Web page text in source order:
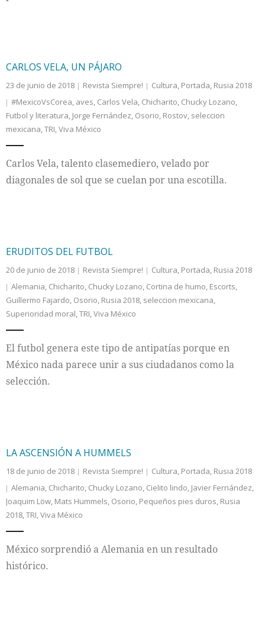
CARLOS VELA, UN PÁJARO
23 de junio de 2018 Revista Siempre! Cultura, Portada, Rusia 2018
#MexicoVsCorea, aves, Carlos Vela, Chicharito, Chucky Lozano,
Futbol y literatura, Jorge Fernández, Osorio, Rostov, seleccion
mexicana,TRI,Viva México
Carlos Vela, talento clasemediero, velado por
diagonales de sol que se cuelan por una escotilla.
ERUDITOS DEL FUTBOL
20 de junio de 2018 Revista Siempre! Cultura, Portada, Rusia 2018
Alemania, Chicharito, Chucky Lozano, Cortina de humo, Escorts,
Guillermo Fajardo, Osorio, Rusia 2018, seleccion mexicana,
Superioridad moral,TRI,Viva México
El futbol genera este tipo de antipatías porque en
México nada parece unir a sus ciudadanos como la
selección.
LA ASCENSIÓN A HUMMELS
18 de junio de 2018 Revista Siempre! Cultura, Portada, Rusia 2018
Alemania, Chicharito, Chucky Lozano, Cielito lindo, Javier Fernández,
Joaquim Löw, Mats Hummels, Osorio, Pequeños pies duros, Rusia
2018,TRI,Viva México
México sorprendió a Alemania en un resultado
histórico.